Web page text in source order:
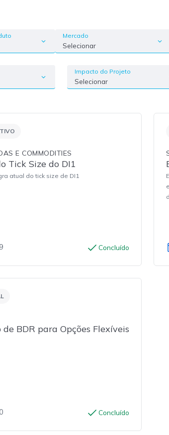
Mercado
Selecionar
Impacto do Projeto
Selecionar
E COMMODITIES
Tick Size do DI1
atual do tick size de DI1
Concluído
BDR para Opções Flexíveis
Concluído